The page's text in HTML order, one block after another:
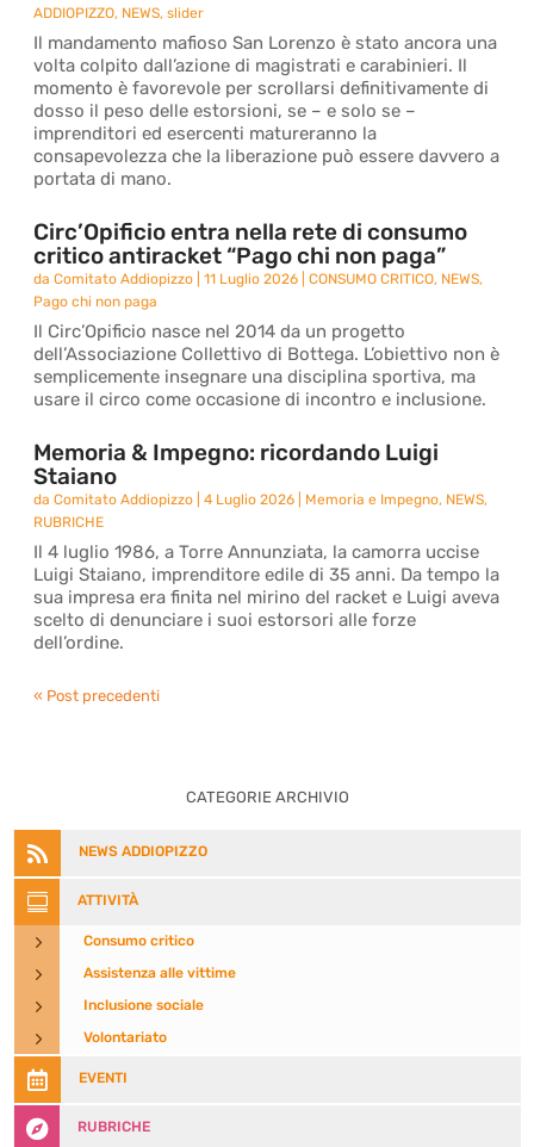
ADDIOPIZZO, NEWS,slider
Il mandamento mafioso San Lorenzo è stato ancora una
volta colpito dall’azione di magistrati e carabinieri. Il
momento è favorevole per scrollarsi definitivamente di
dosso il peso delle estorsioni, se – e solo se –
imprenditori ed esercenti matureranno la
consapevolezza che la liberazione può essere davvero a
portata di mano.
Circ’Opificio entra nella rete di consumo
critico antiracket “Pago chi non paga”
daComitato Addiopizzo |11 Luglio 2026 |CONSUMO CRITICO, NEWS,
Pago chi non paga
Il Circ’Opificio nasce nel 2014 da un progetto
dell’Associazione Collettivo di Bottega. L’obiettivo non è
semplicemente insegnare una disciplina sportiva, ma
usare il circo come occasione di incontro e inclusione.
Memoria & Impegno: ricordando Luigi
Staiano
daComitato Addiopizzo |4 Luglio 2026 Memoria e Impegno, NEWS,
RUBRICHE
Il 4 luglio 1986, a Torre Annunziata, la camorra uccise
Luigi Staiano, imprenditore edile di 35 anni. Da tempo la
sua impresa era finita nel mirino del racket e Luigi aveva
scelto di denunciare i suoi estorsori alle forze
dell’ordine.
« Post precedenti
CATEGORIE ARCHIVIO
 NEWS ADDIOPIZZO
 ATTIVITÀ
5 Consumo critico
5 Assistenza alle vittime
5 Inclusione sociale
5 Volontariato
 EVENTI
 RUBRICHE